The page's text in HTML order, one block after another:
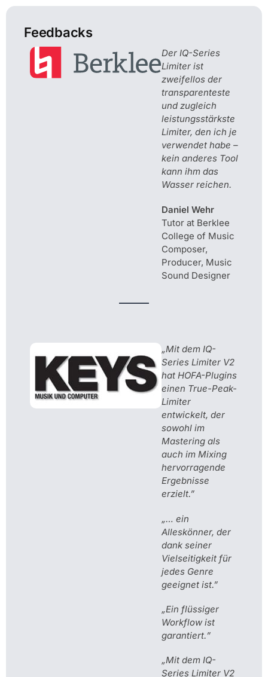
Feedbacks
Der IQ-Series
Limiter ist
zweifellos der
transparenteste
und zugleich
leistungsstärkste
Limiter, den ich je
verwendet habe –
kein anderes Tool
kann ihm das
Wasser reichen.
Daniel Wehr
Tutor at Berklee
College of Music
Composer,
Producer, Music
Sound Designer
„Mit dem IQ-
Series Limiter V2
hat HOFA-Plugins
einen True-Peak-
Limiter
entwickelt, der
sowohl im
Mastering als
auch im Mixing
hervorragende
Ergebnisse
erzielt.”
„… ein
Alleskönner, der
dank seiner
Vielseitigkeit für
jedes Genre
geeignet ist.”
„Ein flüssiger
Workflow ist
garantiert.”
„Mit dem IQ-
Series Limiter V2